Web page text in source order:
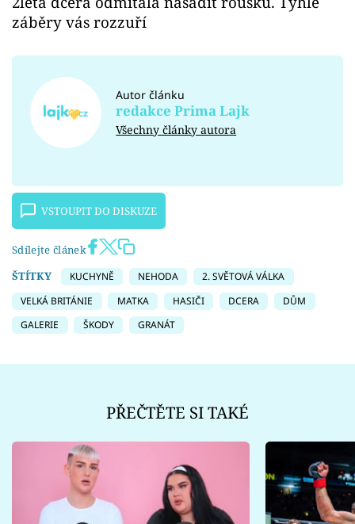
záběry vás rozzuří
Autor článku
redakce Prima Lajk
Všechny články autora
VSTOUPIT DO DISKUZE
Sdílejte článek
ŠTÍTKY
KUCHYNĚ NEHODA
2. SVĚTOVÁ VÁLKA
VELKÁ BRITÁNIE
MATKA HASIČI DCERA
DŮM
GALERIE
ŠKODY GRANÁT
PŘEČTĚTE SI TAKÉ